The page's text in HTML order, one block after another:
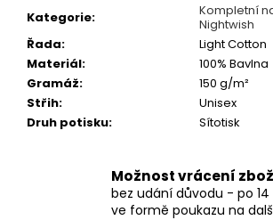
Kategorie:
Kompletní
Nightwish
Řada:
Light Cotton
Materiál:
100% Bavlna
Gramáž:
150 g/m²
Střih:
Unisex
Druh potisku: Sítotisk
Možnost vrácení
bez udání důvodu - po
ve formě poukazu na
MANOWAR
WARRIORS
OF
THE
WORLD
2002
490